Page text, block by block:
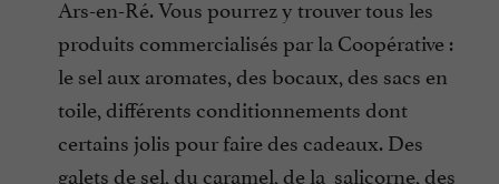
Ars-en-Ré. Vous pourrez y trouver tous les
produits commercialisés par la Coopérative :
le sel aux aromates, des bocaux, des sacs en
toile, différents conditionnements dont
certains jolis pour faire des cadeaux. Des
galets de sel, du caramel, de la salicorne, des